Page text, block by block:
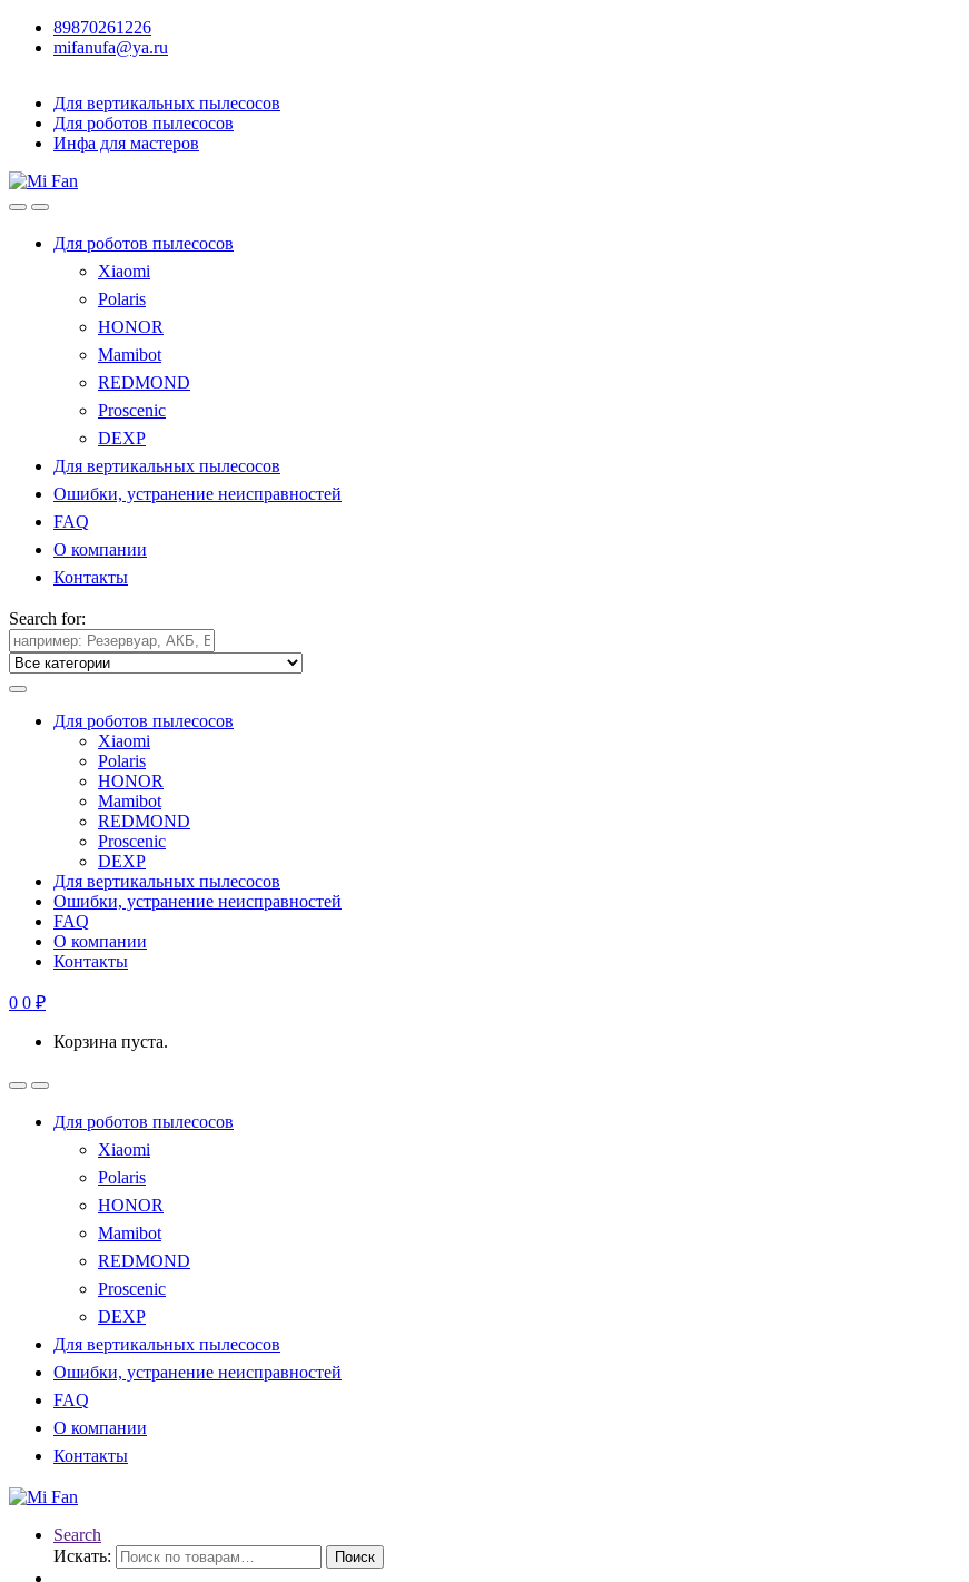
89870261226
mifanufa@ya.ru
Для вертикальных пылесосов
Для роботов пылесосов
Инфа для мастеров
Для роботов пылесосов
Xiaomi
Polaris
HONOR
Mamibot
REDMOND
Proscenic
DEXP
Для вертикальных пылесосов
Ошибки, устранение неисправностей
FAQ
О компании
Контакты
Search for:
Для роботов пылесосов
Xiaomi
Polaris
HONOR
Mamibot
REDMOND
Proscenic
DEXP
Для вертикальных пылесосов
Ошибки, устранение неисправностей
FAQ
О компании
Контакты
0 0 ₽
Корзина пуста.
Для роботов пылесосов
Xiaomi
Polaris
HONOR
Mamibot
REDMOND
Proscenic
DEXP
Для вертикальных пылесосов
Ошибки, устранение неисправностей
FAQ
О компании
Контакты
Search
Искать:
Поиск